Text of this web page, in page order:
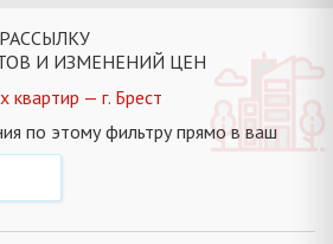
И ИЗМЕНЕНИЙ ЦЕН
— г. Брест
по этому фильтру прямо в ваш